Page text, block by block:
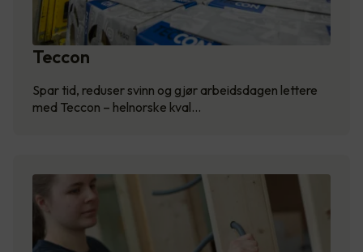
Teccon
Spar tid, reduser svinn og gjør arbeidsdagen lettere
med Teccon – helnorske kval…